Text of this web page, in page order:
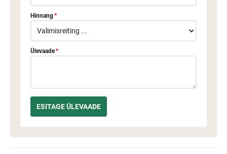
Hinnang*
Ülevaade*